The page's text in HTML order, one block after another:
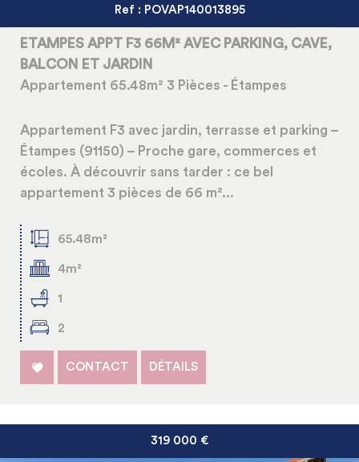
Ref : POVAP140013895
ETAMPES APPT F3 66M² AVEC PARKING, CAVE,
BALCON ET JARDIN
Appartement 65.48m² 3 Pièces - Étampes
Appartement F3 avec jardin, terrasse et parking –
Étampes (91150) – Proche gare, commerces et
écoles. À découvrir sans tarder : ce bel
appartement 3 pièces de 66 m²...
65.48m²
4m²
1
2
CONTACT DÉTAILS
319 000 €